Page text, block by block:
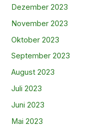
Dezember 2023
November 2023
Oktober 2023
September 2023
August 2023
Juli 2023
Juni 2023
Mai 2023